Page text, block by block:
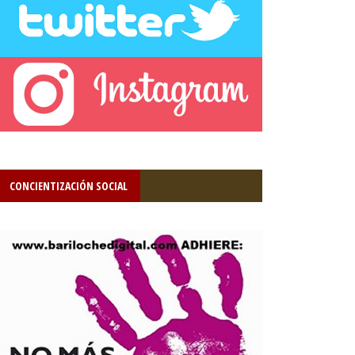
CONCIENTIZACIÓN SOCIAL